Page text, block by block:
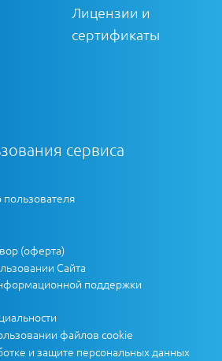
Лицензии и
сертификаты
сервиса
пользователя
(оферта)
Сайта
поддержки
файлов cookie
и защите персональных данных